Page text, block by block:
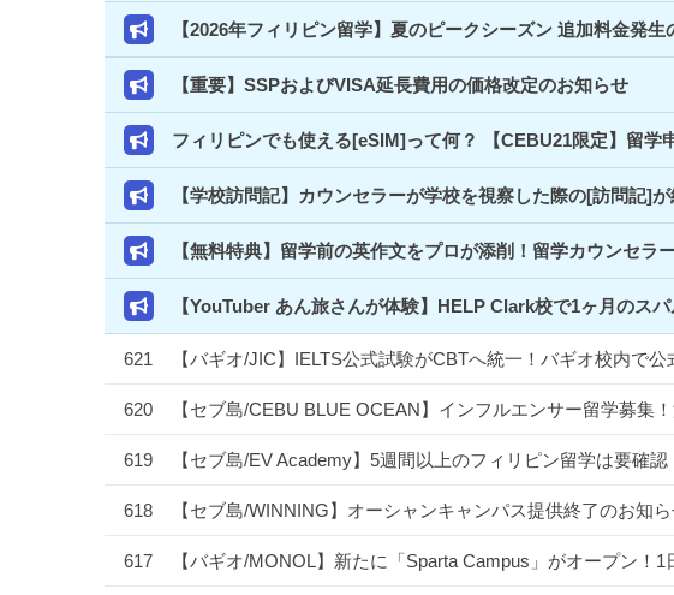
【2026年フィリピン留学】夏のピークシーズン 追加料金発
【重要】SSPおよびVISA延長費用の価格改定のお知らせ
フィリピンでも使える[eSIM]って何？ 【CEBU21限定】留学
【学校訪問記】カウンセラーが学校を視察した際の[訪問記]
【無料特典】留学前の英作文をプロが添削！留学カウンセラ
【YouTuber あん旅さんが体験】HELP Clark校で1ヶ月のス
621 【バギオ/JIC】IELTS公式試験がCBTへ統一！バギオ校内で
620 【セブ島/CEBU BLUE OCEAN】インフルエンサー留学募集
619 【セブ島/EV Academy】5週間以上のフィリピン留学は要確
618 【セブ島/WINNING】オーシャンキャンパス提供終了のお知
617 【バギオ/MONOL】新たに「Sparta Campus」がオープン！